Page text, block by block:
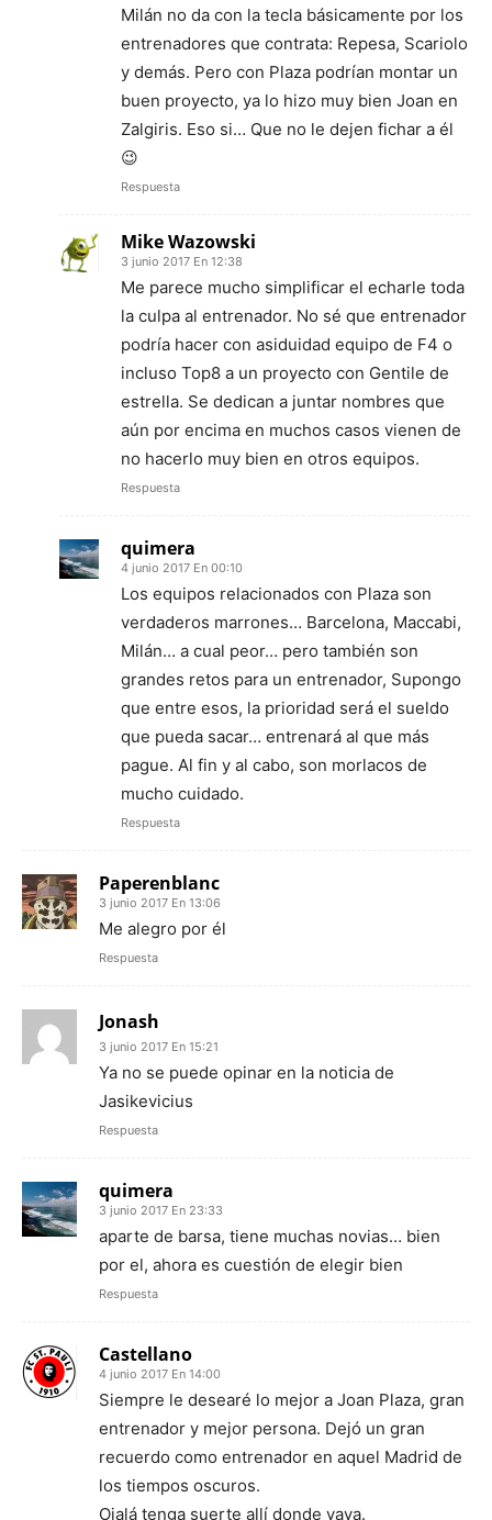
Milán no da con la tecla básicamente por los
entrenadores que contrata: Repesa, Scariolo
y demás. Pero con Plaza podrían montar un
buen proyecto, ya lo hizo muy bien Joan en
Zalgiris. Eso si… Que no le dejen fichar a él
😉
Respuesta
Mike Wazowski
3 junio 2017 En 12:38
Me parece mucho simplificar el echarle toda
la culpa al entrenador. No sé que entrenador
podría hacer con asiduidad equipo de F4 o
incluso Top8 a un proyecto con Gentile de
estrella. Se dedican a juntar nombres que
aún por encima en muchos casos vienen de
no hacerlo muy bien en otros equipos.
Respuesta
quimera
4 junio 2017 En 00:10
Los equipos relacionados con Plaza son
verdaderos marrones… Barcelona, Maccabi,
Milán… a cual peor… pero también son
grandes retos para un entrenador, Supongo
que entre esos, la prioridad será el sueldo
que pueda sacar… entrenará al que más
pague. Al fin y al cabo, son morlacos de
mucho cuidado.
Respuesta
Paperenblanc
3 junio 2017 En 13:06
Me alegro por él
Respuesta
Jonash
3 junio 2017 En 15:21
Ya no se puede opinar en la noticia de
Jasikevicius
Respuesta
quimera
3 junio 2017 En 23:33
aparte de barsa, tiene muchas novias… bien
por el, ahora es cuestión de elegir bien
Respuesta
Castellano
4 junio 2017 En 14:00
Siempre le desearé lo mejor a Joan Plaza, gran
entrenador y mejor persona. Dejó un gran
recuerdo como entrenador en aquel Madrid de
los tiempos oscuros.
Ojalá tenga suerte allí donde vaya.